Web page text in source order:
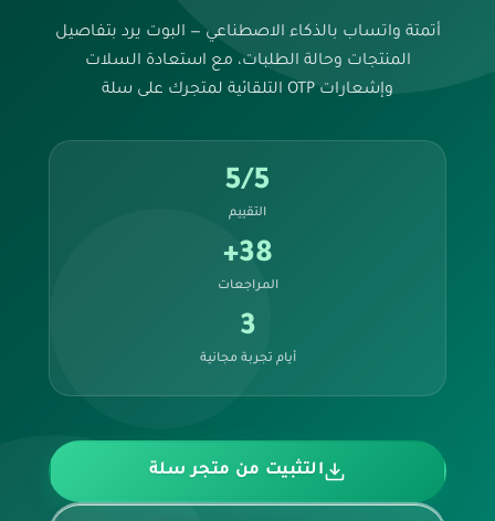
أتمتة واتساب بالذكاء الاصطناعي — البوت يرد بتفاصيل
المنتجات وحالة الطلبات، مع استعادة السلات
وإشعارات OTP التلقائية لمتجرك على سلة
5/5
التقييم
38+
المراجعات
3
أيام تجربة مجانية
التثبيت من متجر سلة